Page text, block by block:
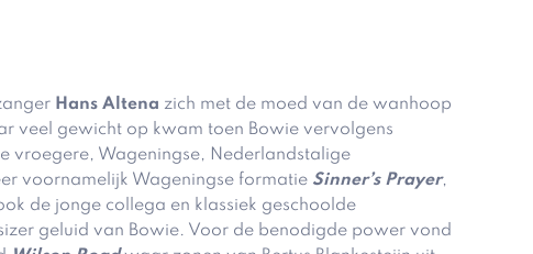
Hans Altena zich met de moed van de wanhoop
veel gewicht op kwam toen Bowie vervolgens
vroegere, Wageningse, Nederlandstalige
voornamelijk Wageningse formatie Sinner’s Prayer,
de jonge collega en klassiek geschoolde
geluid van Bowie. Voor de benodigde power vond